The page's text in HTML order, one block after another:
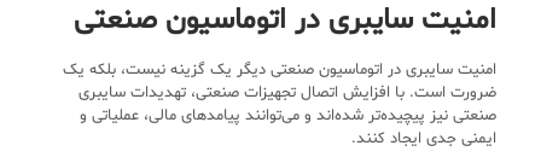
امنیت سایبری در اتوماسیون صنعتی
امنیت سایبری در اتوماسیون صنعتی دیگر یک گزینه نیست، بلکه یک
ضرورت است. با افزایش اتصال تجهیزات صنعتی، تهدیدات سایبری
صنعتی نیز پیچیده‌تر شده‌اند و می‌توانند پیامدهای مالی، عملیاتی و
ایمنی جدی ایجاد کنند.